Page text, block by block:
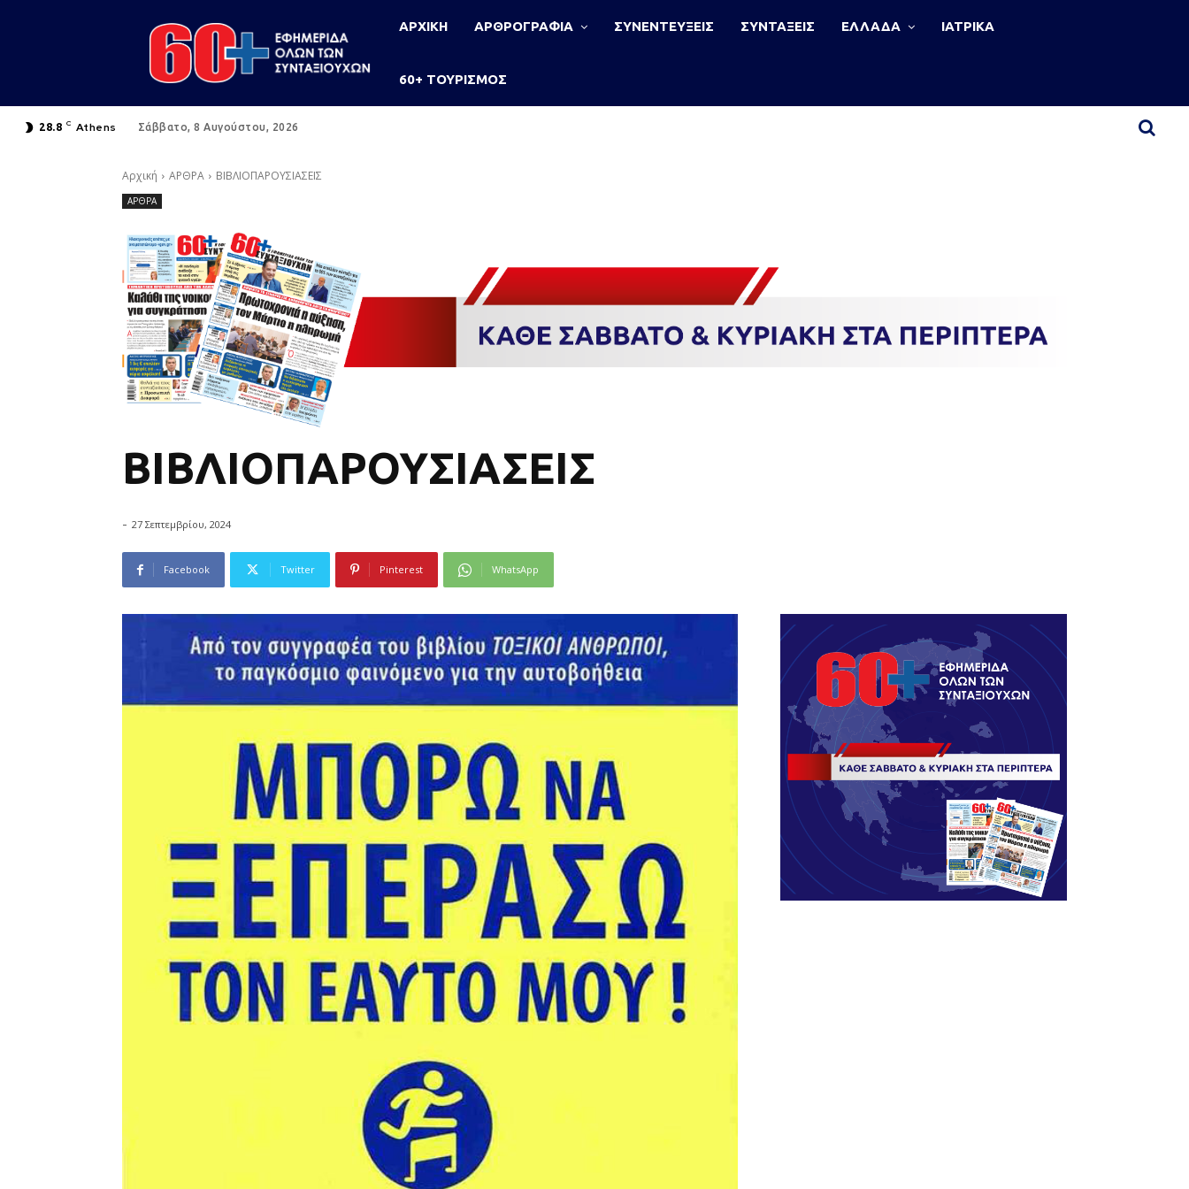
ΑΡΧΙΚΗ ΑΡΘΡΟΓΡΑΦΙΑ ΣΥΝΕΝΤΕΥΞΕΙΣ ΣΥΝΤΑΞΕΙΣ ΕΛΛΑΔΑ ΙΑΤΡΙΚΑ
60+ ΤΟΥΡΙΣΜΟΣ
28.8 C Athens Σάββατο, 8 Αυγούστου, 2026
Αρχική ΑΡΘΡΑ ΒΙΒΛΙΟΠΑΡΟΥΣΙΑΣΕΙΣ
ΑΡΘΡΑ
ΒΙΒΛΙΟΠΑΡΟΥΣΙΑΣΕΙΣ
- 27 Σεπτεμβρίου, 2024
Facebook Twitter Pinterest WhatsApp